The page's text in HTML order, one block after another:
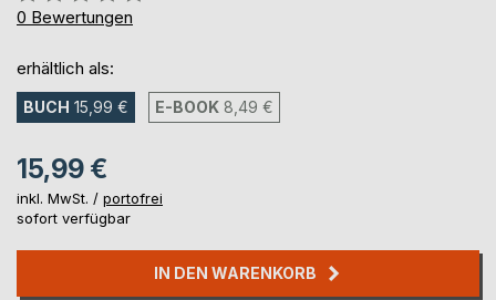
0%
0 Bewertungen
erhältlich als:
BUCH 15,99 € E-BOOK 8,49 €
15,99 €
inkl. MwSt. / portofrei
sofort verfügbar
IN DEN WARENKORB